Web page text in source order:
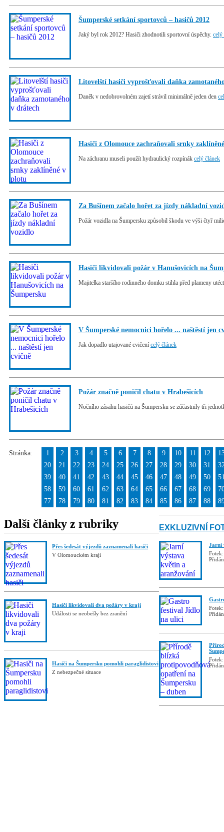
Šumperské setkání sportovců – hasičů 2012
Jaký byl rok 2012? Hasiči zhodnotili sportovní úspěchy. celý
Litovelští hasiči vyprošťovali daňka
Daněk v nedobrovolném zajetí strávil minimálně jeden den
Hasiči z Olomouce zachraňovali srnky
Na záchranu museli použít hydraulický rozpínák celý článek
Za Bušínem začalo hořet za jízdy nákladní
Požár vozidla na Šumpersku způsobil škodu ve výši čtyř
Hasiči likvidovali požár v Hanušovicích na
Majitelka staršího rodinného domku stihla před plameny
V Šumperské nemocnici hořelo ... naštěstí jen
Jak dopadlo utajované cvičení celý článek
Požár značně poničil chatu v Hrabešicích
Nočního zásahu hasičů na Šumpersku se zúčastnily tři
Stránka: 1 2 3 4 5 6 7 8 9 10 11 12
20
21 22 23 24 25 26 27 28 29 30 31
39
40 41 42 43 44 45 46 47 48 49 50
58
59 60 61 62 63 64 65 66 67 68 69
77
78 79 80 81 82 83 84 85 86 87 88
Další články z rubriky
Přes šedesát výjezdů zaznamenali hasiči
V Olomouckém kraji
Hasiči likvidovali dva požáry v kraji
Události se neobešly bez zranění
Hasiči na Šumpersku pomohli paraglidistovi
Z nebezpečné situace
EXKLUZIVNÍ
Jarní